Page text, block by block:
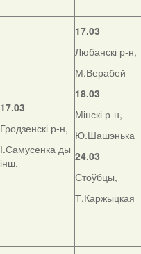
17.03
Гродзенскі р-н,
І.Самусенка ды
інш.
17.03
Любанскі р-н,
М.Верабей
18.03
Мінскі р-н,
Ю.Шашэнька
24.03
Стоўбцы,
Т.Каржыцкая